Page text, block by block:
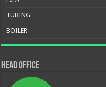
TUBING
BOILER
HEAD OFFICE